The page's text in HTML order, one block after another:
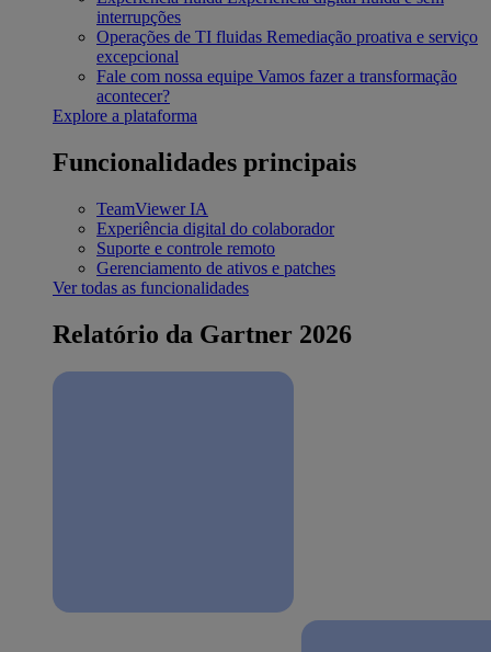
interrupções
Operações de TI fluidas Remediação proativa e serviço
excepcional
Fale com nossa equipe Vamos fazer a transformação
acontecer?
Explore a plataforma
Funcionalidades principais
TeamViewer IA
Experiência digital do colaborador
Suporte e controle remoto
Gerenciamento de ativos e patches
Ver todas as funcionalidades
Relatório da Gartner 2026